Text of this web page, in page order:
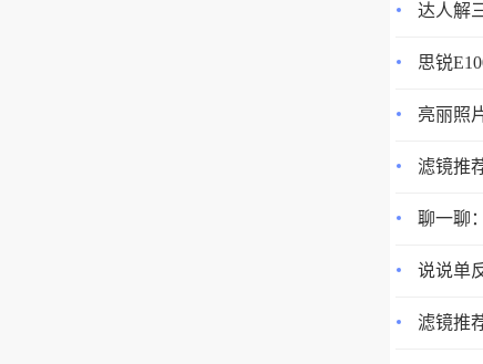
达人解
思锐
亮丽照
滤镜推
聊一聊
说说单
滤镜推